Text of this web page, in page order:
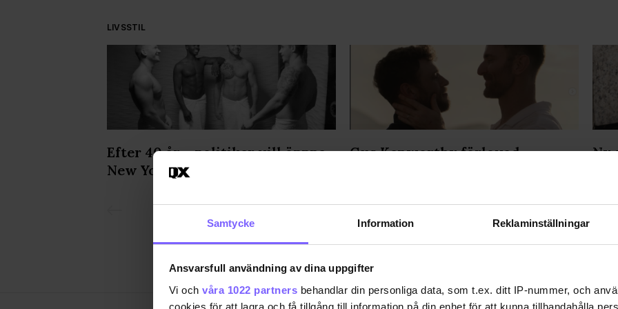
Samtycke Information Reklaminställningar
Ansvarsfull användning av dina uppgifter
Vi och våra 1022 partners behandlar din personliga data, som t.ex. ditt IP-nummer, och
cookies för att lagra och få tillgång till information på din enhet för att kunna tillhandahålla
LIVSSTIL
Efter 40 år – politiker vill öppna
New York för gaysaunor igen
Gus Kenworthy förlovad –
Ny